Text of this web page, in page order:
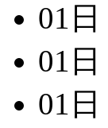
01日
01日
01日